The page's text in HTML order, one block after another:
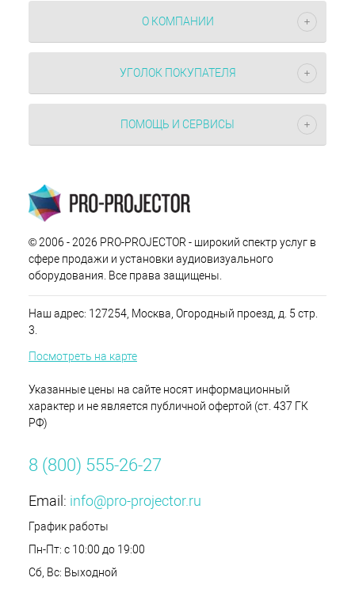
О КОМПАНИИ
УГОЛОК ПОКУПАТЕЛЯ
ПОМОЩЬ И СЕРВИСЫ
© 2006 - 2026 PRO-PROJECTOR - широкий спектр услуг в
сфере продажи и установки аудиовизуального
оборудования. Все права защищены.
Наш адрес: 127254, Москва, Огородный проезд, д. 5 стр.
3.
Посмотреть на карте
Указанные цены на сайте носят информационный
характер и не является публичной офертой (ст. 437 ГК
РФ)
8 (800) 555-26-27
Email: info@pro-projector.ru
График работы
Пн-Пт: с 10:00 до 19:00
Сб, Вс: Выходной